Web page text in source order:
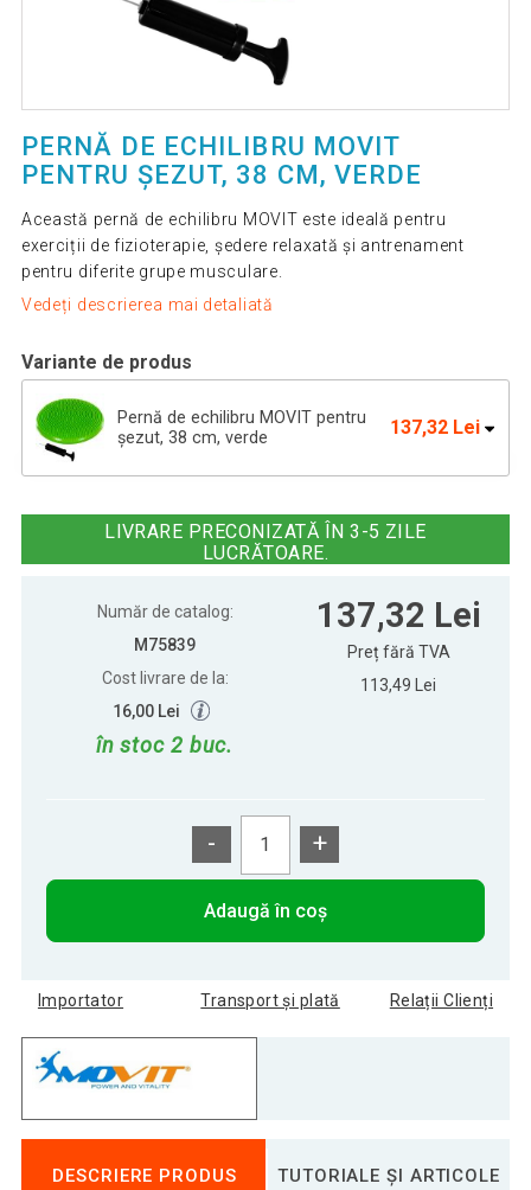
PERNĂ DE ECHILIBRU MOVIT
PENTRU ȘEZUT, 38 CM, VERDE
Această pernă de echilibru MOVIT este ideală pentru
exerciții de fizioterapie, ședere relaxată și antrenament
pentru diferite grupe musculare.
Vedeți descrierea mai detaliată
Variante de produs
Pernă de echilibru MOVIT pentru
șezut, 38 cm, verde
137,32 Lei
șezut, 38 cm, roz
LIVRARE PRECONIZATĂ ÎN 3-5 ZILE
LUCRĂTOARE.
Număr de catalog:
M75839
Cost livrare de la:
16,00 Lei
în stoc 2 buc.
137,32 Lei
Preț fără TVA
113,49 Lei
- +
Adaugă în coș
Importator Transport și plată Relații Clienți
DESCRIERE PRODUS TUTORIALE ȘI ARTICOLE